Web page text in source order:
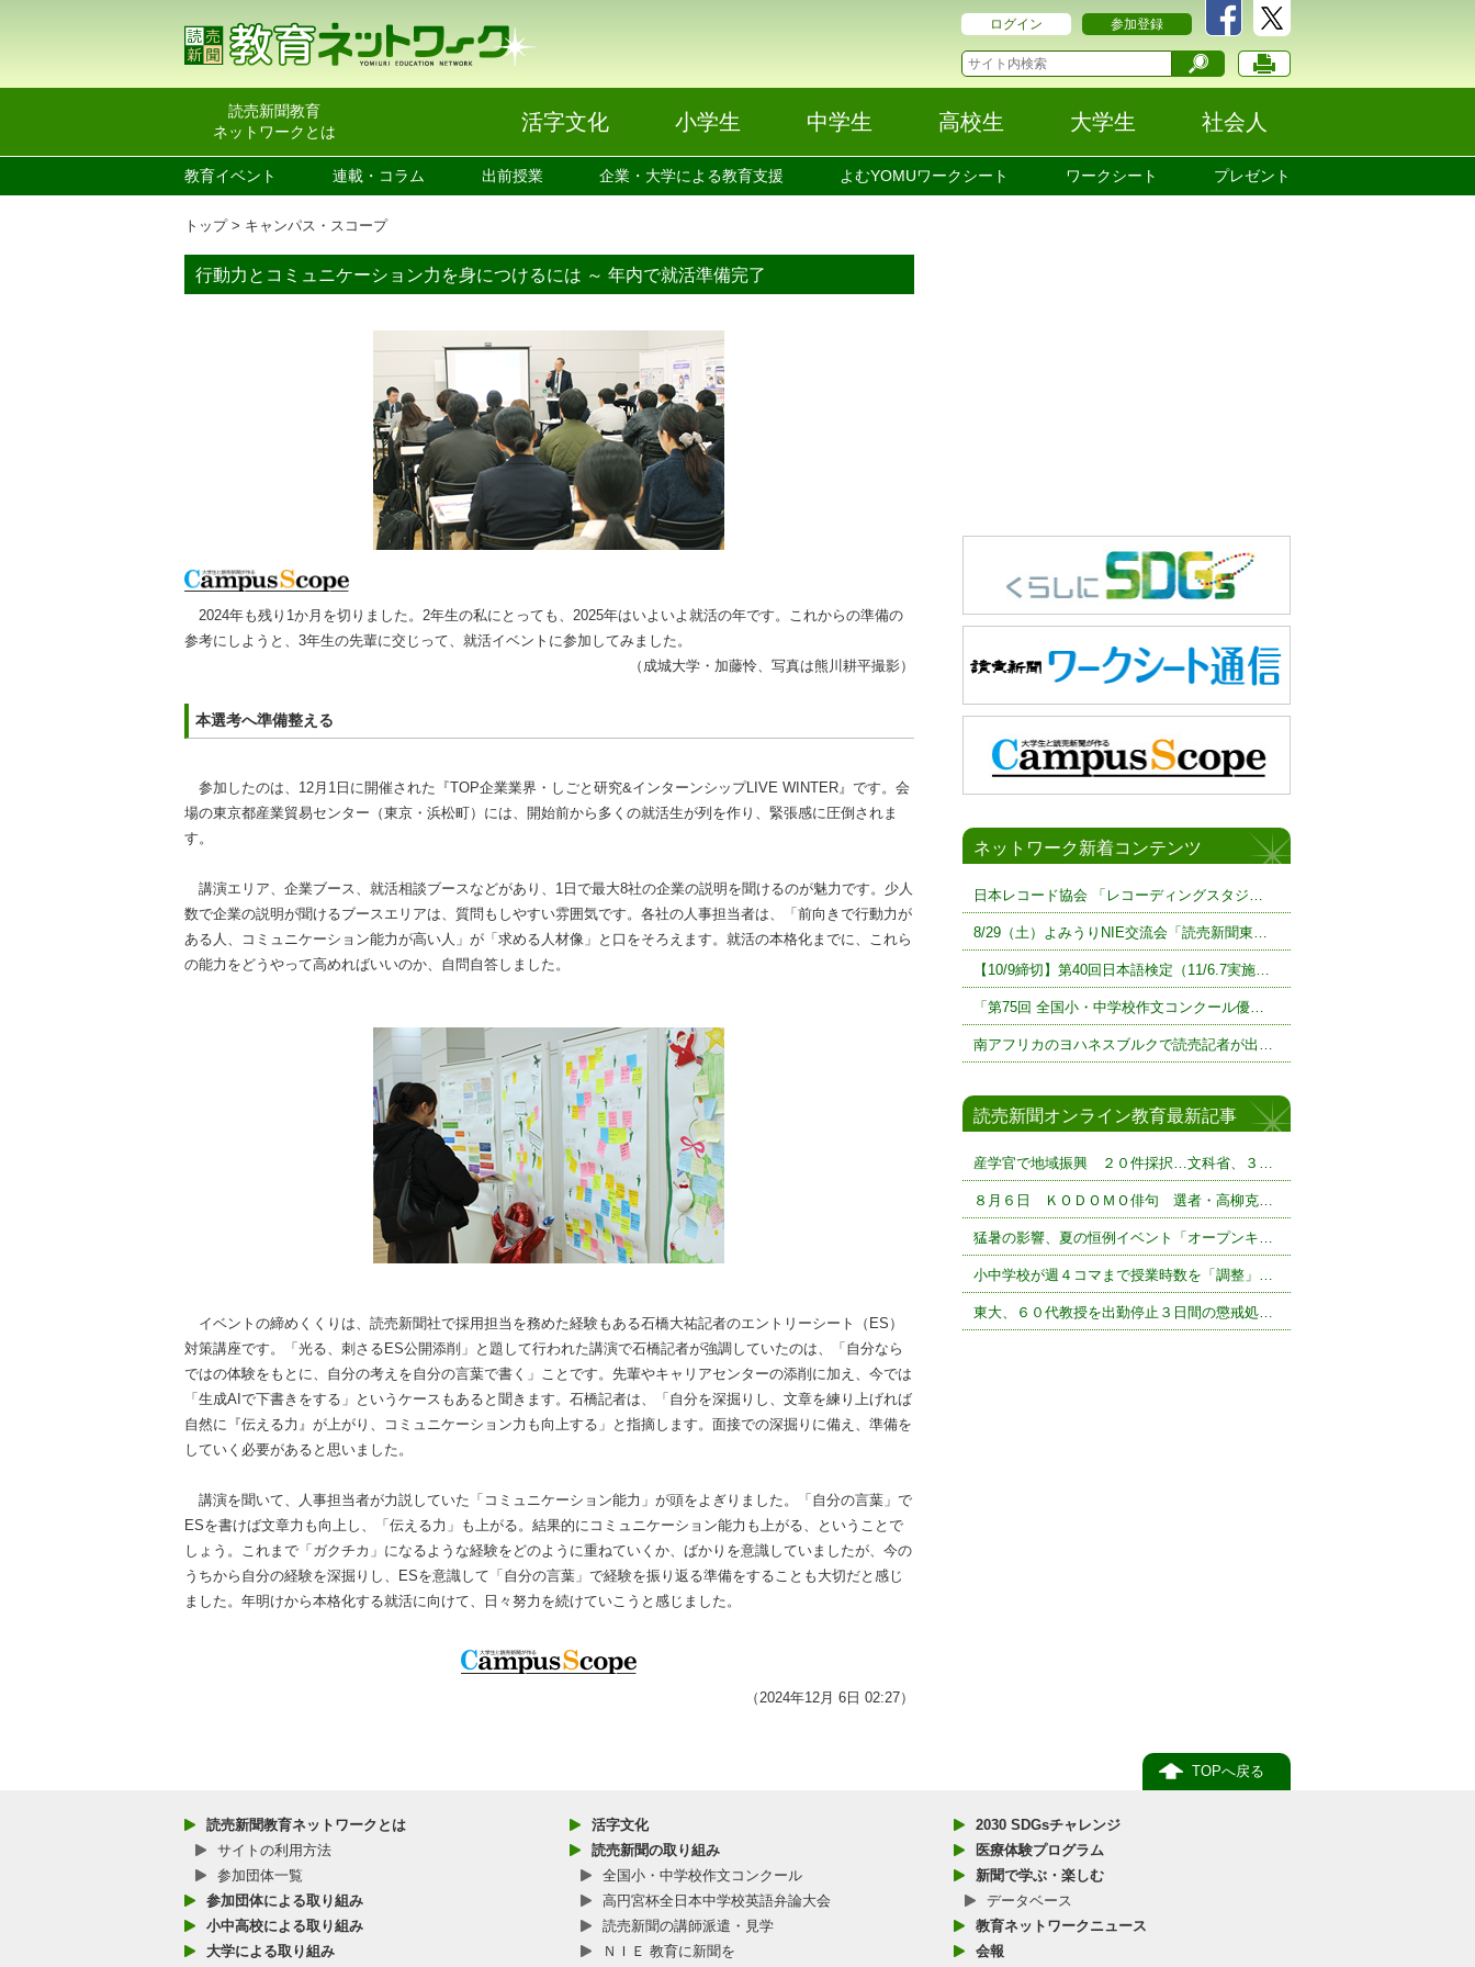
ログイン 参加登録
読売新聞教育
ネットワークとは
活字文化 小学生 中学生 高校生 大学生 社会人
教育イベント 連載・コラム 出前授業 企業・大学による教育支援 よむYOMUワークシート ワークシート プレゼント
トップ キャンパス・スコープ
行動力とコミュニケーション力を身につけるには ～ 年内で就活準備完了
2024年も残り1か月を切りました。2年生の私にとっても、2025年はいよいよ就活の年です。これからの準備の
参考にしようと、3年生の先輩に交じって、就活イベントに参加してみました。
（成城大学・加藤怜、写真は熊川耕平撮影）
本選考へ準備整える
参加したのは、12月1日に開催された『TOP企業業界・しごと研究&インターンシップLIVE WINTER』です。会
場の東京都産業貿易センター（東京・浜松町）には、開始前から多くの就活生が列を作り、緊張感に圧倒されま
す。
講演エリア、企業ブース、就活相談ブースなどがあり、1日で最大8社の企業の説明を聞けるのが魅力です。少人
数で企業の説明が聞けるブースエリアは、質問もしやすい雰囲気です。各社の人事担当者は、「前向きで行動力が
ある人、コミュニケーション能力が高い人」が「求める人材像」と口をそろえます。就活の本格化までに、これら
の能力をどうやって高めればいいのか、自問自答しました。
イベントの締めくくりは、読売新聞社で採用担当を務めた経験もある石橋大祐記者のエントリーシート（ES）
対策講座です。「光る、刺さるES公開添削」と題して行われた講演で石橋記者が強調していたのは、「自分なら
ではの体験をもとに、自分の考えを自分の言葉で書く」ことです。先輩やキャリアセンターの添削に加え、今では
「生成AIで下書きをする」というケースもあると聞きます。石橋記者は、「自分を深掘りし、文章を練り上げれば
自然に『伝える力』が上がり、コミュニケーション力も向上する」と指摘します。面接での深掘りに備え、準備を
していく必要があると思いました。
講演を聞いて、人事担当者が力説していた「コミュニケーション能力」が頭をよぎりました。「自分の言葉」で
ESを書けば文章力も向上し、「伝える力」も上がる。結果的にコミュニケーション能力も上がる、ということで
しょう。これまで「ガクチカ」になるような経験をどのように重ねていくか、ばかりを意識していましたが、今の
うちから自分の経験を深掘りし、ESを意識して「自分の言葉」で経験を振り返る準備をすることも大切だと感じ
ました。年明けから本格化する就活に向けて、日々努力を続けていこうと感じました。
（2024年12月 6日 02:27）
ネットワーク新着コンテンツ
日本レコード協会 「レコーディングスタジ…
8/29（土）よみうりNIE交流会「読売新聞東…
【10/9締切】第40回日本語検定（11/6.7実施…
「第75回 全国小・中学校作文コンクール優…
南アフリカのヨハネスブルクで読売記者が出…
読売新聞オンライン教育最新記事
産学官で地域振興 ２０件採択…文科省、３…
８月６日 ＫＯＤＯＭＯ俳句 選者・高柳克…
猛暑の影響、夏の恒例イベント「オープンキ…
小中学校が週４コマまで授業時数を「調整」…
東大、６０代教授を出勤停止３日間の懲戒処…
TOPへ戻る
読売新聞教育ネットワークとは
サイトの利用方法
参加団体一覧
参加団体による取り組み
小中高校による取り組み
大学による取り組み
活字文化
読売新聞の取り組み
全国小・中学校作文コンクール
高円宮杯全日本中学校英語弁論大会
読売新聞の講師派遣・見学
ＮＩＥ 教育に新聞を
2030 SDGsチャレンジ
医療体験プログラム
新聞で学ぶ・楽しむ
データベース
教育ネットワークニュース
会報